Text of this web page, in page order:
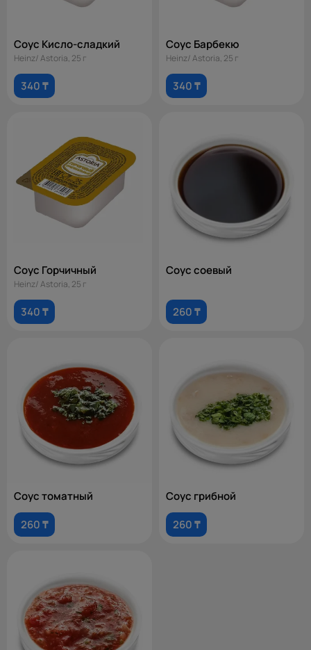
Соус Кисло-сладкий
Heinz/ Astoria, 25 г
340 ₸
Соус Барбекю
Heinz/ Astoria, 25 г
340 ₸
Соус Горчичный
Heinz/ Astoria, 25 г
340 ₸
Соус соевый
260 ₸
Соус томатный
260 ₸
Соус грибной
260 ₸